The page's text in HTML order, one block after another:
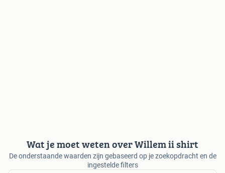
Wat je moet weten over Willem ii shirt
De onderstaande waarden zijn gebaseerd op je zoekopdracht en de
ingestelde filters